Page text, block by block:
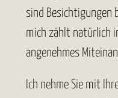
sind Besichtigungen
mich zählt natürlich
angenehmes
Ich nehme Sie mit